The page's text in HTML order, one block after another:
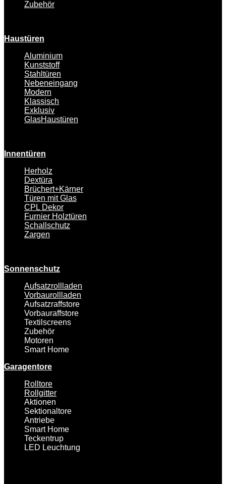
Zubehör
Haustüren
Aluminium
Kunststoff
Stahltüren
Nebeneingang
Modern
Klassisch
Exklusiv
GlasHaustüren
Innentüren
Herholz
Dextüra
Brüchert+Kärner
Türen mit Glas
CPL Dekor
Furnier Holztüren
Schallschutz
Zargen
Sonnenschutz
Aufsatzrollladen
Vorbaurollladen
Aufsatzraffstore
Vorbauraffstore
Textilscreens
Zubehör
Motoren
Smart Home
Garagentore
Rolltore
Rollgitter
Aktionen
Sektionaltore
Antriebe
Smart Home
Teckentrup
LED Leuchtung